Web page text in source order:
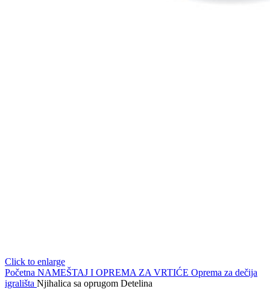
Click to enlarge
Početna NAMEŠTAJ I OPREMA ZA VRTIĆE Oprema za dečija
igrališta Njihalica sa oprugom Detelina